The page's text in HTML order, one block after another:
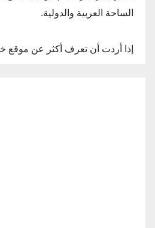
الساحة العربية والدولية.
إذا أردت أن تعرف أكثر عن موقع